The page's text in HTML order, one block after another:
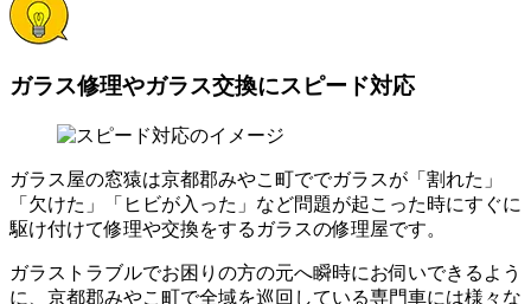
ガラス修理やガラス交換にスピード対応
ガラス屋の窓猿は京都郡みやこ町ででガラスが「割れた」
「欠けた」「ヒビが入った」など問題が起こった時にすぐに
駆け付けて修理や交換をするガラスの修理屋です。
ガラストラブルでお困りの方の元へ瞬時にお伺いできるよう
に、京都郡みやこ町で全域を巡回している専門車には様々な